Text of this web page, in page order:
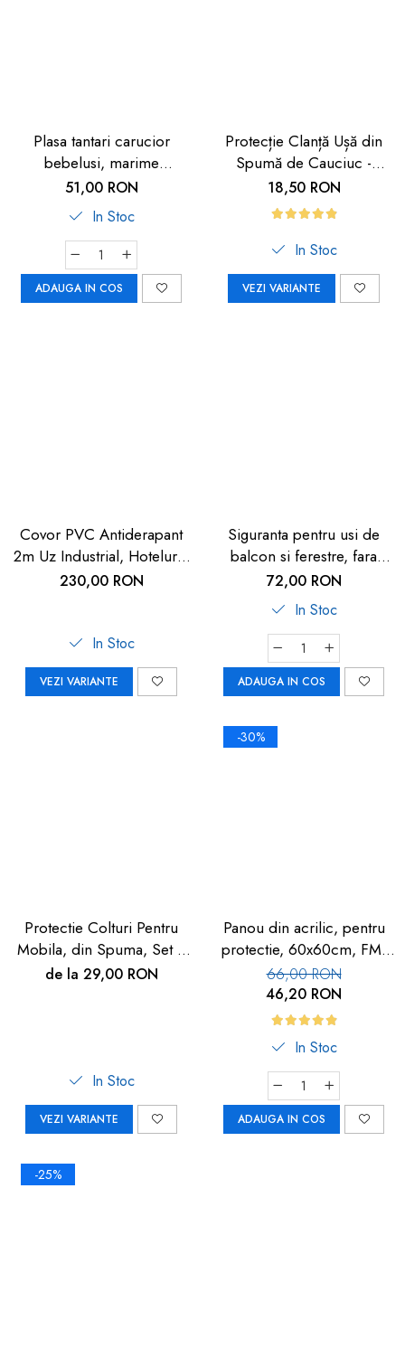
Plasa tantari carucior
bebelusi, marime
universala, neagra, Reer
BiteSafe
51,00 RON
In Stoc
ADAUGA IN COS
Protecție Clanță Ușă din
Spumă de Cauciuc -
Siguranță pentru Copii |
Car Boy Safety
18,50 RON
In Stoc
VEZI VARIANTE
Covor PVC Antiderapant
2m Uz Industrial, Hoteluri |
Carboysafey
230,00 RON
In Stoc
VEZI VARIANTE
Siguranta pentru usi de
balcon si ferestre, fara
gaurire sau lipire, gri
antracit, Reer WinLock
70021
72,00 RON
In Stoc
ADAUGA IN COS
Protectie Colturi Pentru
Mobila, din Spuma, Set 4
buc
de la 29,00 RON
In Stoc
VEZI VARIANTE
-30%
Panou din acrilic, pentru
protectie, 60x60cm, FM-
113
66,00 RON
46,20 RON
In Stoc
ADAUGA IN COS
-25%